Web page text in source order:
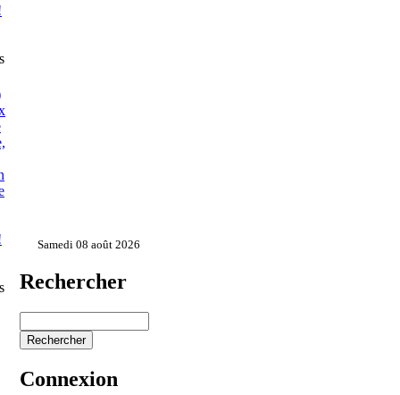
Samedi 08 août 2026
Rechercher
Connexion